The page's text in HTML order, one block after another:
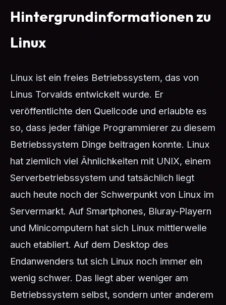
Hintergrundinformationen zu
Linux
Linux ist ein freies Betriebssystem, das von
Linus Torvalds entwickelt wurde. Er
veröffentlichte den Quellcode und erlaubte es
so, dass jeder fähige Programmierer zu diesem
Betriebssystem Dinge beitragen konnte. Linux
hat ziemlich viel Ähnlichkeiten mit UNIX, einem
Serverbetriebssystem und tatsächlich liegt
auch heute noch der Schwerpunkt von Linux im
Servermarkt. Auf Smartphones, Bluray-Playern
und Minicomputern hat sich Linux mittlerweile
auch etabliert. Auf dem Desktop des
Endanwenders tut sich Linux noch immer ein
wenig schwer. Das liegt aber weniger am
Betriebssystem selbst, sondern unter anderem